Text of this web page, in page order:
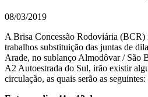
08/03/2019
A Brisa Concessão Rodoviária
trabalhos substituição das juntas de
Arade, no sublanço Almodôvar / São
A2 Autoestrada do Sul, irão existir
circulação, as quais serão as seguintes: